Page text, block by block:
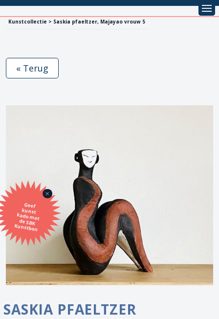
Kunstcollectie > Saskia pfaeltzer, Majayao vrouw 5
Geef
kunst
kado met
de SBK
Kunstbon
« Terug
SASKIA PFAELTZER